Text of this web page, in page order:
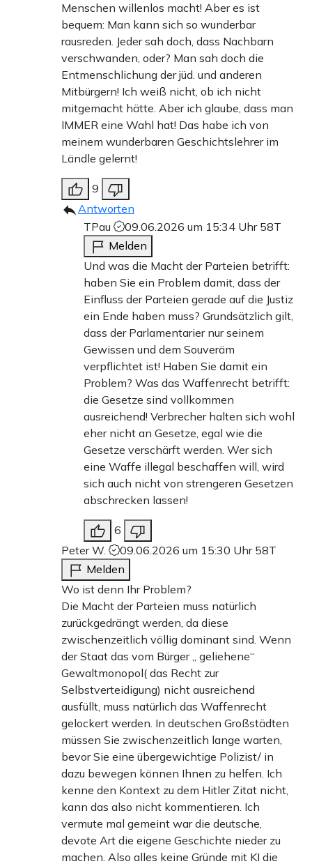
Menschen willenlos macht! Aber es ist
bequem: Man kann sich so wunderbar
rausreden. Jeder sah doch, dass Nachbarn
verschwanden, oder? Man sah doch die
Entmenschlichung der jüd. und anderen
Mitbürgern! Ich weiß nicht, ob ich nicht
mitgemacht hätte. Aber ich glaube, dass man
IMMER eine Wahl hat! Das habe ich von
meinem wunderbaren Geschichtslehrer im
Ländle gelernt!
9
Antworten
TPau
09.06.2026 um 15:34 Uhr 58T
Melden
Und was die Macht der Parteien betrifft:
haben Sie ein Problem damit, dass der
Einfluss der Parteien gerade auf die Justiz
ein Ende haben muss? Grundsätzlich gilt,
dass der Parlamentarier nur seinem
Gewissen und dem Souveräm
verpflichtet ist! Haben Sie damit ein
Problem? Was das Waffenrecht betrifft:
die Gesetze sind vollkommen
ausreichend! Verbrecher halten sich wohl
eher nicht an Gesetze, egal wie die
Gesetze verschärft werden. Wer sich
eine Waffe illegal beschaffen will, wird
sich auch nicht von strengeren Gesetzen
abschrecken lassen!
6
Peter W.
09.06.2026 um 15:30 Uhr 58T
Melden
Wo ist denn Ihr Problem?
Die Macht der Parteien muss natürlich
zurückgedrängt werden, da diese
zwischenzeitlich völlig dominant sind. Wenn
der Staat das vom Bürger „ geliehene“
Gewaltmonopol( das Recht zur
Selbstverteidigung) nicht ausreichend
ausfüllt, muss natürlich das Waffenrecht
gelockert werden. In deutschen Großstädten
müssen Sie zwischenzeitlich lange warten,
bevor Sie eine übergewichtige Polizist/ in
dazu bewegen können Ihnen zu helfen. Ich
kenne den Kontext zu dem Hitler Zitat nicht,
kann das also nicht kommentieren. Ich
vermute mal gemeint war die deutsche,
devote Art die eigene Geschichte nieder zu
machen. Also alles keine Gründe mit KI die